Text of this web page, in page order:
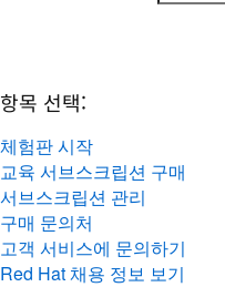
항목 선택:
체험판 시작
교육 서브스크립션 구매
서브스크립션 관리
구매 문의처
고객 서비스에 문의하기
Red Hat 채용 정보 보기